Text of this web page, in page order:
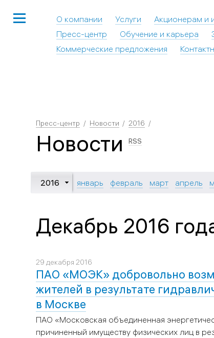
О компании Услуги Акционерам и
Пресс-центр
Обучение и карьера
Коммерческие предложения
Пресс-центр Новости 2016
Новости RSS
2016 январь февраль март апрель
Декабрь 2016
29 декабря 2016
ПАО «МОЭК» добровольно
жителей в результате
в Москве
ПАО «Московская объединенная
причиненный имуществу физических лиц в